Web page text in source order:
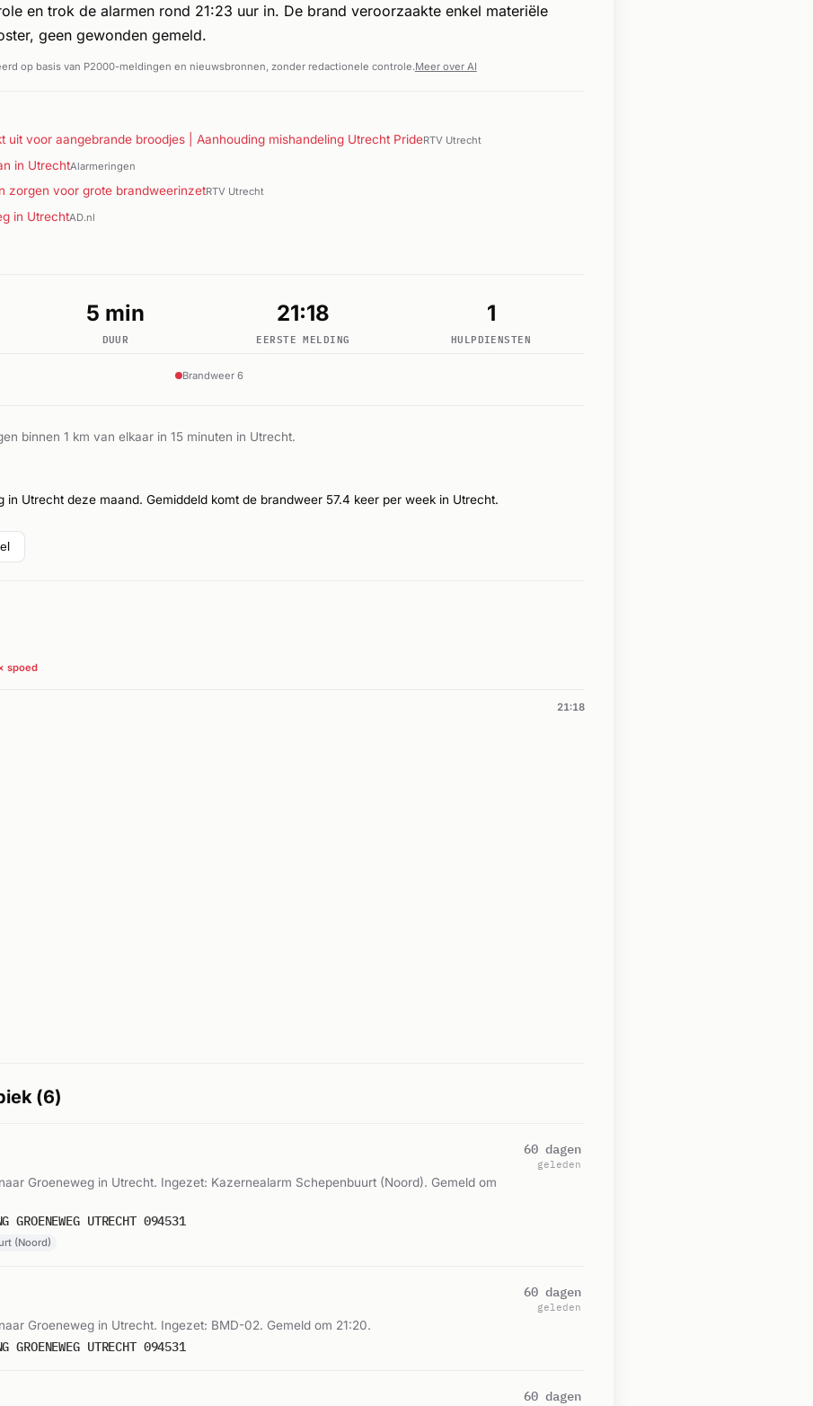
en trok de alarmen rond 21:23 uur in. De brand veroorzaakte enkel materiële
geen gewonden gemeld.
op basis van P2000-meldingen en nieuwsbronnen, zonder redactionele controle.Meer over AI
uit voor aangebrande broodjes | Aanhouding mishandeling Utrecht PrideRTV Utrecht
in UtrechtAlarmeringen
zorgen voor grote brandweerinzetRTV Utrecht
in UtrechtAD.nl
5 min
DUUR
21:18
EERSTE MELDING
1
HULPDIENSTEN
Brandweer 6
binnen 1 km van elkaar in 15 minuten in Utrecht.
in Utrecht deze maand. Gemiddeld komt de brandweer 57.4 keer per week in Utrecht.
spoed
21:18
(6)
Groeneweg in Utrecht. Ingezet: Kazernealarm Schepenbuurt (Noord). Gemeld om
GROENEWEG UTRECHT 094531
(Noord)
60 dagen
geleden
Groeneweg in Utrecht. Ingezet: BMD-02. Gemeld om 21:20.
GROENEWEG UTRECHT 094531
60 dagen
geleden
60 dagen